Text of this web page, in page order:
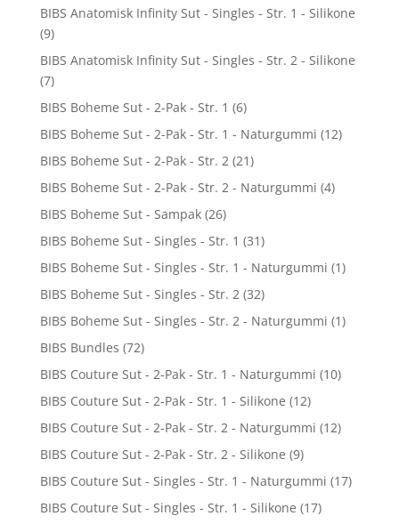
BIBS Anatomisk Infinity Sut - Singles - Str. 1 - Silikone
(9)
BIBS Anatomisk Infinity Sut - Singles - Str. 2 - Silikone
(7)
BIBS Boheme Sut - 2-Pak - Str. 1 (6)
BIBS Boheme Sut - 2-Pak - Str. 1 - Naturgummi (12)
BIBS Boheme Sut - 2-Pak - Str. 2 (21)
BIBS Boheme Sut - 2-Pak - Str. 2 - Naturgummi (4)
BIBS Boheme Sut - Sampak (26)
BIBS Boheme Sut - Singles - Str. 1 (31)
BIBS Boheme Sut - Singles - Str. 1 - Naturgummi (1)
BIBS Boheme Sut - Singles - Str. 2 (32)
BIBS Boheme Sut - Singles - Str. 2 - Naturgummi (1)
BIBS Bundles (72)
BIBS Couture Sut - 2-Pak - Str. 1 - Naturgummi (10)
BIBS Couture Sut - 2-Pak - Str. 1 - Silikone (12)
BIBS Couture Sut - 2-Pak - Str. 2 - Naturgummi (12)
BIBS Couture Sut - 2-Pak - Str. 2 - Silikone (9)
BIBS Couture Sut - Singles - Str. 1 - Naturgummi (17)
BIBS Couture Sut - Singles - Str. 1 - Silikone (17)